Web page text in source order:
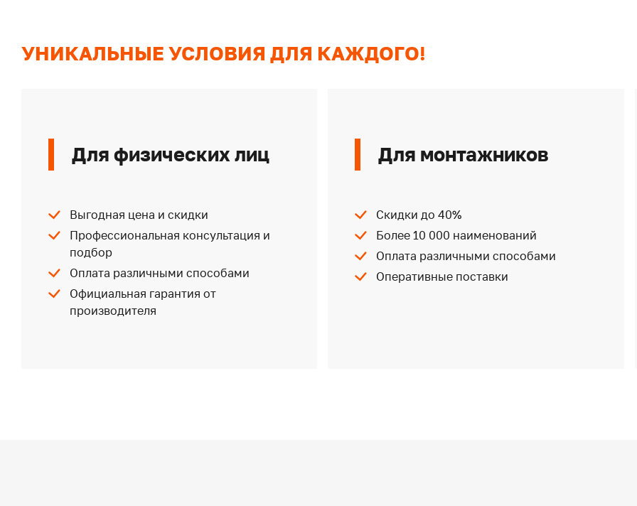
УНИКАЛЬНЫЕ УСЛОВИЯ ДЛЯ КАЖДОГО!
Для физических лиц
Выгодная цена и скидки
Профессиональная консультация и
подбор
Оплата различными способами
Официальная гарантия от
производителя
Для монтажников
Скидки до 40%
Более 10 000 наименований
Оплата различными способами
Оперативные поставки